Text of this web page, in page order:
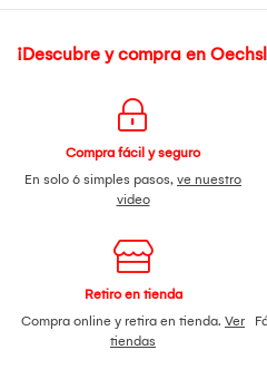
¡Descubre y compra en
Compra fácil y seguro
En solo 6 simples pasos, ve nuestro
video
Retiro en tienda
Compra online y retira en tienda. Ver
tiendas